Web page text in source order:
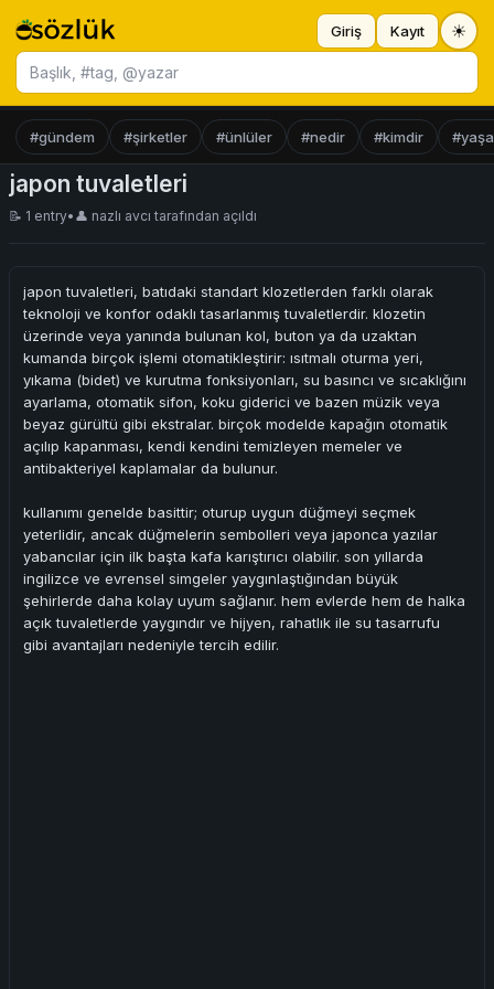
Başlık ara
Giriş Kayıt ☀
#gündem #şirketler #ünlüler #nedir #kimdir
japon tuvaletleri
📝 1 entry• 👤 nazlı avcı tarafından açıldı
japon tuvaletleri, batıdaki standart klozetlerden farklı olarak
teknoloji ve konfor odaklı tasarlanmış tuvaletlerdir. klozetin
üzerinde veya yanında bulunan kol, buton ya da uzaktan
kumanda birçok işlemi otomatikleştirir: ısıtmalı oturma yeri,
yıkama (bidet) ve kurutma fonksiyonları, su basıncı ve sıcaklığını
ayarlama, otomatik sifon, koku giderici ve bazen müzik veya
beyaz gürültü gibi ekstralar. birçok modelde kapağın otomatik
açılıp kapanması, kendi kendini temizleyen memeler ve
antibakteriyel kaplamalar da bulunur.
kullanımı genelde basittir; oturup uygun düğmeyi seçmek
yeterlidir, ancak düğmelerin sembolleri veya japonca yazılar
yabancılar için ilk başta kafa karıştırıcı olabilir. son yıllarda
ingilizce ve evrensel simgeler yaygınlaştığından büyük
şehirlerde daha kolay uyum sağlanır. hem evlerde hem de halka
açık tuvaletlerde yaygındır ve hijyen, rahatlık ile su tasarrufu
gibi avantajları nedeniyle tercih edilir.